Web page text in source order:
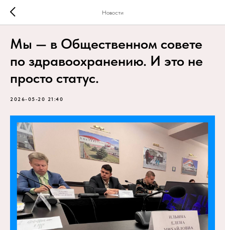
Новости
Мы — в Общественном совете
по здравоохранению. И это не
просто статус.
2026-05-20 21:40